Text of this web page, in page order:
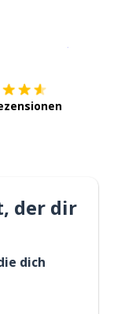
der dir
dich